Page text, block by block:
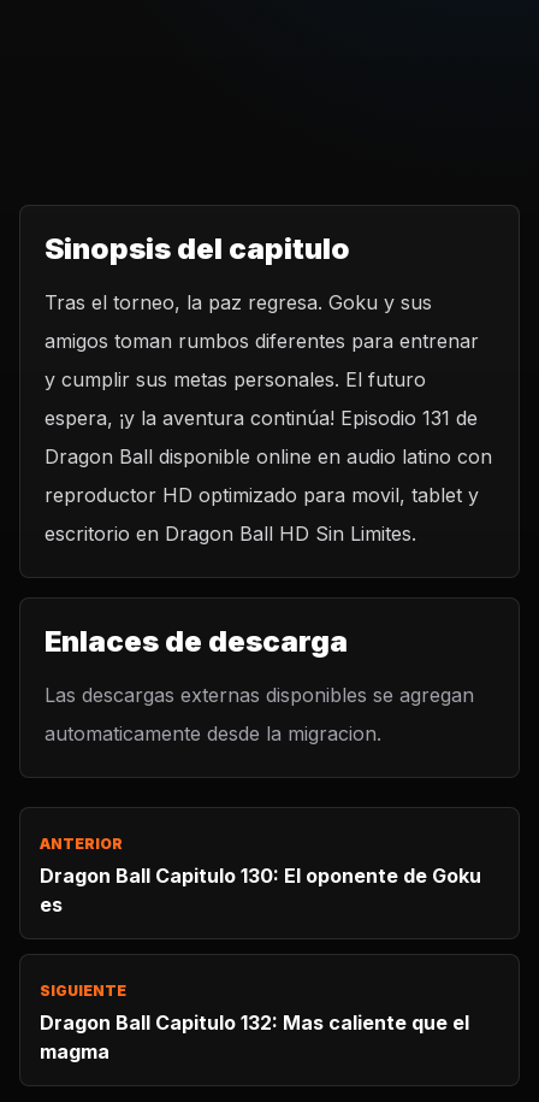
Sinopsis del capitulo
Tras el torneo, la paz regresa. Goku y sus
amigos toman rumbos diferentes para entrenar
y cumplir sus metas personales. El futuro
espera, ¡y la aventura continúa! Episodio 131 de
Dragon Ball disponible online en audio latino con
reproductor HD optimizado para movil, tablet y
escritorio en Dragon Ball HD Sin Limites.
Enlaces de descarga
Las descargas externas disponibles se agregan
automaticamente desde la migracion.
ANTERIOR
Dragon Ball Capitulo 130: El oponente de Goku
es
SIGUIENTE
Dragon Ball Capitulo 132: Mas caliente que el
magma